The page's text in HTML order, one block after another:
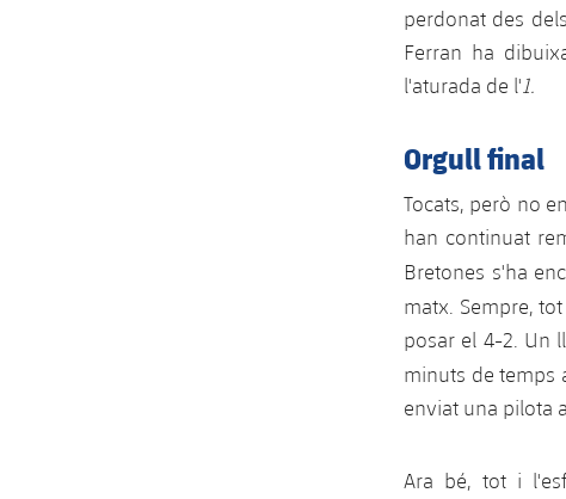
perdonat des
Ferran ha
l'aturada de l'1.
Orgull final
Tocats, però no
han continuat
Bretones s'ha
matx. Sempre,
posar el 4-2. Un
minuts de temps
enviat una pilota
Ara bé, tot i